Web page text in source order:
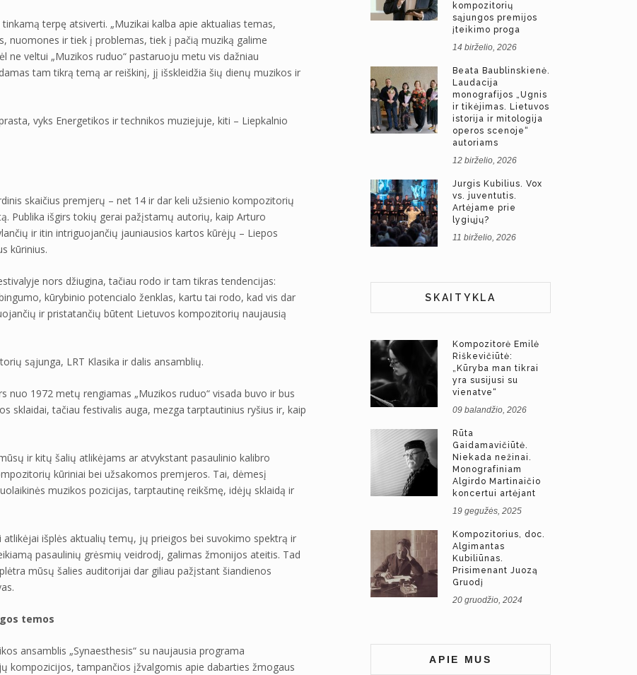
terpę atsiverti. „Muzikai kalba apie aktualias temas,
nuomones ir tiek į problemas, tiek į pačią muziką galime
ne veltui „Muzikos ruduo“ pastaruoju metu vis dažniau
tam tikrą temą ar reiškinį, jį išskleidžia šių dienų muzikos ir
vyks Energetikos ir technikos muziejuje, kiti – Liepkalnio
skaičius premjerų – net 14 ir dar keli užsienio kompozitorių
Publika išgirs tokių gerai pažįstamų autorių, kaip Arturo
ir itin intriguojančių jauniausios kartos kūrėjų – Liepos
kūrinius.
nors džiugina, tačiau rodo ir tam tikras tendencijas:
kūrybinio potencialo ženklas, kartu tai rodo, kad vis dar
ir pristatančių būtent Lietuvos kompozitorių naujausią
sąjunga, LRT Klasika ir dalis ansamblių.
nuo 1972 metų rengiamas „Muzikos ruduo“ visada buvo ir bus
sklaidai, tačiau festivalis auga, mezga tarptautinius ryšius ir, kaip
ir kitų šalių atlikėjams ar atvykstant pasaulinio kalibro
kūriniai bei užsakomos premjeros. Tai, dėmesį
muzikos pozicijas, tarptautinę reikšmę, idėjų sklaidą ir
išplės aktualių temų, jų prieigos bei suvokimo spektrą ir
pasaulinių grėsmių veidrodį, galimas žmonijos ateitis. Tad
mūsų šalies auditorijai dar giliau pažįstant šiandienos
temos
ansamblis „Synaesthesis“ su naujausia programa
kompozicijos, tampančios įžvalgomis apie dabarties žmogaus
kompozitorių
sąjungos premijos
įteikimo proga
14 birželio, 2026
Beata Baublinskienė.
Laudacija
monografijos „Ugnis
ir tikėjimas. Lietuvos
istorija ir mitologija
operos scenoje“
autoriams
12 birželio, 2026
Jurgis Kubilius. Vox
vs. juventutis.
Artėjame prie
lygiųjų?
11 birželio, 2026
SKAITYKLA
Kompozitorė Emilė
Riškevičiūtė:
„Kūryba man tikrai
yra susijusi su
vienatve“
09 balandžio, 2026
Rūta
Gaidamavičiūtė.
Niekada nežinai.
Monografiniam
Algirdo Martinaičio
koncertui artėjant
19 gegužės, 2025
Kompozitorius, doc.
Algimantas
Kubiliūnas.
Prisimenant Juozą
Gruodį
20 gruodžio, 2024
APIE MUS